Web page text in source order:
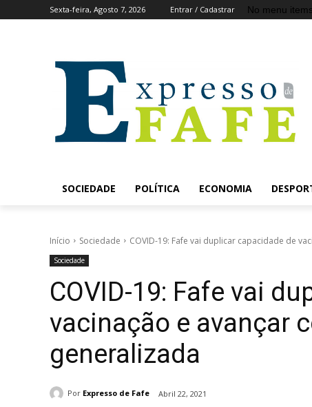
Sexta-feira, Agosto 7, 2026 Entrar / Cadastrar No menu
SOCIEDADE POLÍTICA ECONOMIA
Início Sociedade COVID-19: Fafe vai duplicar capacidade de
Sociedade
COVID-19: Fafe vai
vacinação e avançar
generalizada
Por Expresso de Fafe Abril 22, 2021